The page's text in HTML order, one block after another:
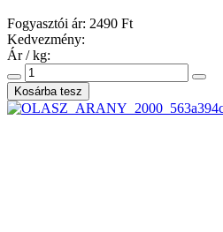
Fogyasztói ár: 2490 Ft
Kedvezmény:
Ár / kg: